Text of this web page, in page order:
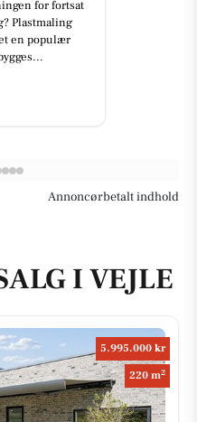
for fortsat
Plastmaling
en populær
Annoncørbetalt indhold
I VEJLE
5.995.000 kr
220 m2